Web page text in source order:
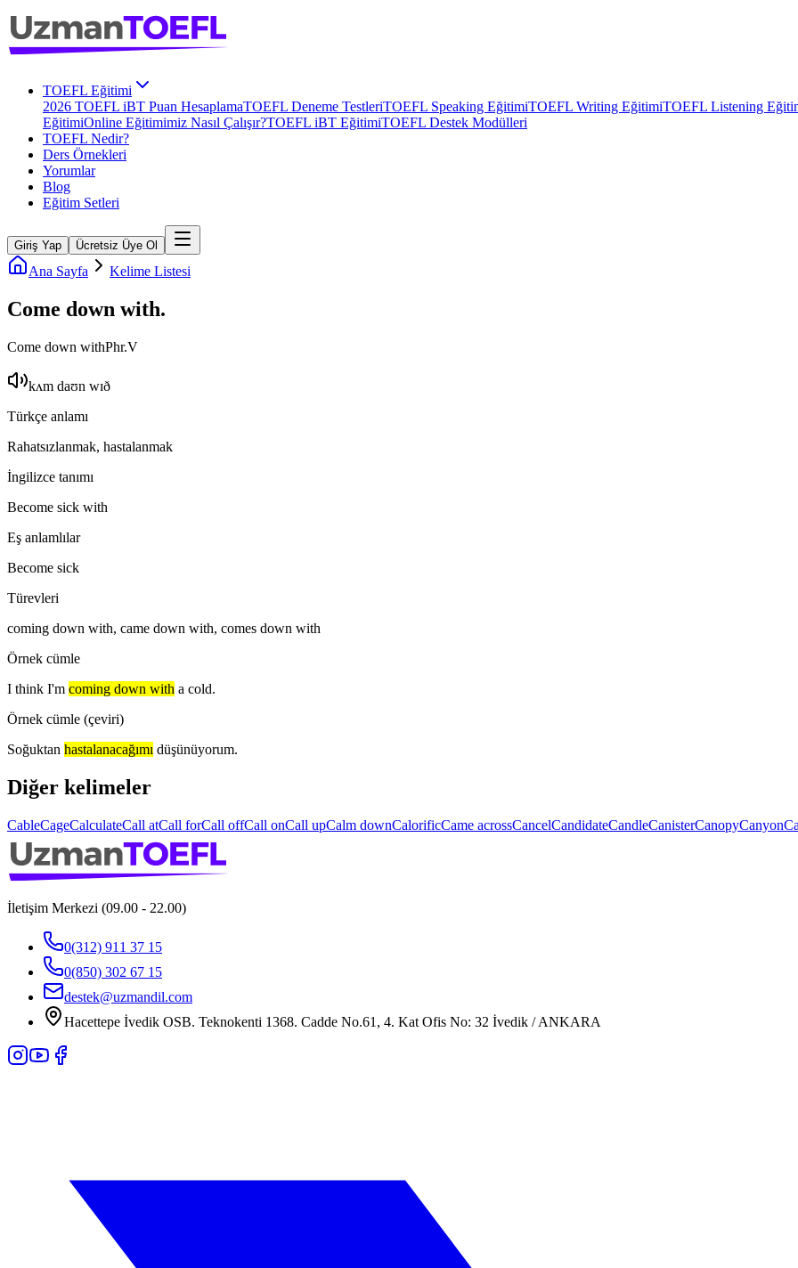
TOEFL Eğitimi
2026 TOEFL iBT Puan HesaplamaTOEFL Deneme TestleriTOEFL Speaking EğitimiTOEFL Writing EğitimiTOEFL Listening
EğitimiOnline Eğitimimiz Nasıl Çalışır?TOEFL iBT EğitimiTOEFL Destek Modülleri
TOEFL Nedir?
Ders Örnekleri
Yorumlar
Blog
Eğitim Setleri
Giriş Yap Ücretsiz Üye Ol
Ana Sayfa Kelime Listesi
Come down with.
Come down withPhr.V
kʌm daʊn wɪð
Türkçe anlamı
Rahatsızlanmak, hastalanmak
İngilizce tanımı
Become sick with
Eş anlamlılar
Become sick
Türevleri
coming down with, came down with, comes down with
Örnek cümle
I think I'm coming down with a cold.
Örnek cümle (çeviri)
Soğuktan hastalanacağımı düşünüyorum.
Diğer kelimeler
CableCageCalculateCall atCall forCall offCall onCall upCalm downCalorificCame acrossCancelCandidateCandleCanisterCanopyCanyon
İletişim Merkezi (09.00 - 22.00)
0(312) 911 37 15
0(850) 302 67 15
destek@uzmandil.com
Hacettepe İvedik OSB. Teknokenti 1368. Cadde No.61, 4. Kat Ofis No: 32 İvedik / ANKARA